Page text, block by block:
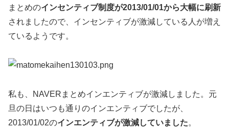
まとめのインセンティブ制度が2013/01/01から大幅に刷新
されましたので、インセンティブが激減している人が増え
ているようです。
私も、NAVERまとめインエンティブが激減しました。元
旦の日はいつも通りのインエンティブでしたが、
2013/01/02のインエンティブが激減していました。